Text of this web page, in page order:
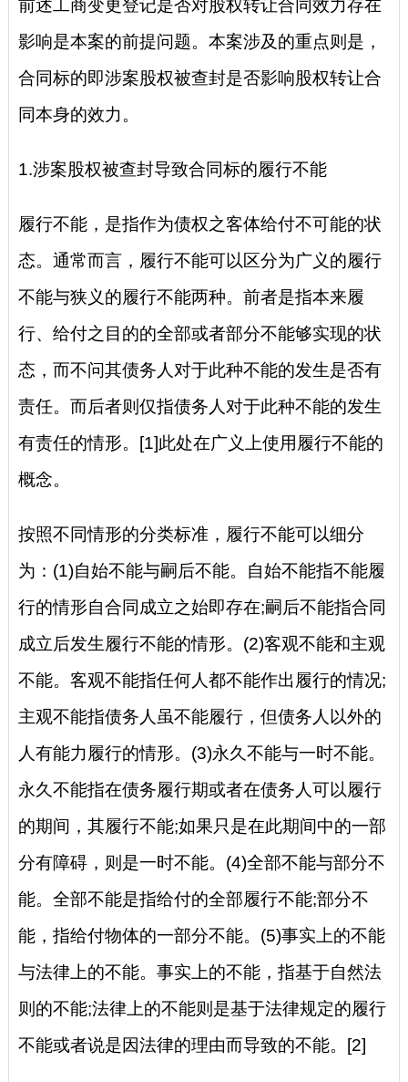
前述工商变更登记是否对股权转让合同效力存在
影响是本案的前提问题。本案涉及的重点则是，
合同标的即涉案股权被查封是否影响股权转让合
同本身的效力。
1.涉案股权被查封导致合同标的履行不能
履行不能，是指作为债权之客体给付不可能的状
态。通常而言，履行不能可以区分为广义的履行
不能与狭义的履行不能两种。前者是指本来履
行、给付之目的的全部或者部分不能够实现的状
态，而不问其债务人对于此种不能的发生是否有
责任。而后者则仅指债务人对于此种不能的发生
有责任的情形。[1]此处在广义上使用履行不能的
概念。
按照不同情形的分类标准，履行不能可以细分
为：(1)自始不能与嗣后不能。自始不能指不能履
行的情形自合同成立之始即存在;嗣后不能指合同
成立后发生履行不能的情形。(2)客观不能和主观
不能。客观不能指任何人都不能作出履行的情况;
主观不能指债务人虽不能履行，但债务人以外的
人有能力履行的情形。(3)永久不能与一时不能。
永久不能指在债务履行期或者在债务人可以履行
的期间，其履行不能;如果只是在此期间中的一部
分有障碍，则是一时不能。(4)全部不能与部分不
能。全部不能是指给付的全部履行不能;部分不
能，指给付物体的一部分不能。(5)事实上的不能
与法律上的不能。事实上的不能，指基于自然法
则的不能;法律上的不能则是基于法律规定的履行
不能或者说是因法律的理由而导致的不能。[2]